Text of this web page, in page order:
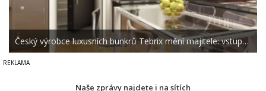
Český výrobce luxusních bunkrů Tebrix mění majitele: vstup…
Naše zprávy najdete i na sítích